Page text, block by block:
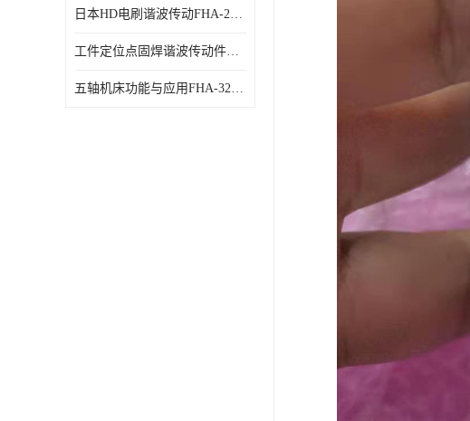
日本HD电刷谐波传动FHA-25C-50-E250-C
工件定位点固焊谐波传动件哈默纳科CSF-45-100-2UH
五轴机床功能与应用FHA-32C-50-US250